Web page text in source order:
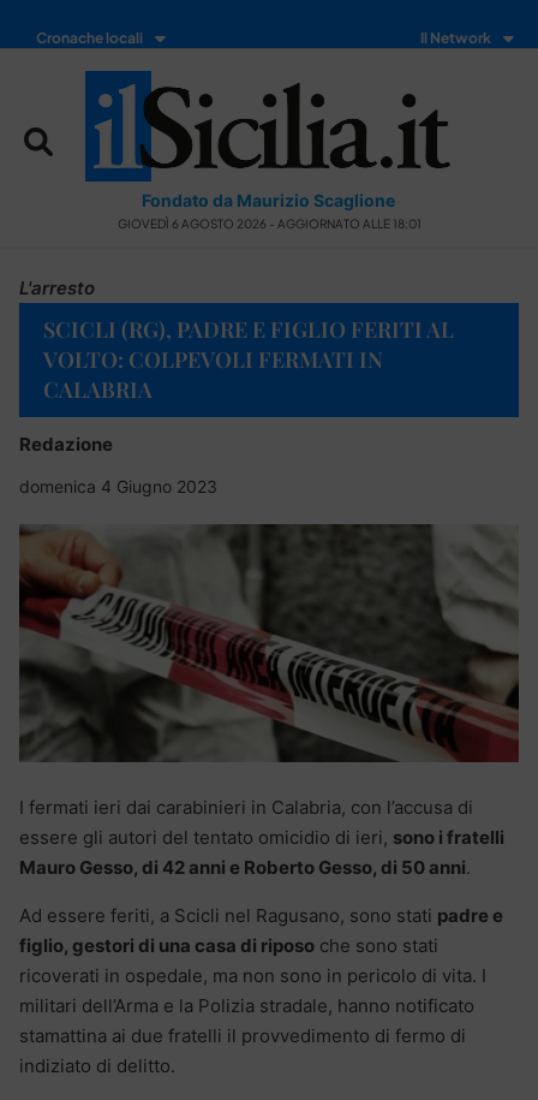
Cronache locali Il Network
Fondato da Maurizio Scaglione
GIOVEDÌ 6 AGOSTO 2026 - AGGIORNATO ALLE 18:01
L'arresto
SCICLI (RG), PADRE E FIGLIO FERITI AL
VOLTO: COLPEVOLI FERMATI IN
CALABRIA
Redazione
domenica 4 Giugno 2023
I fermati ieri dai carabinieri in Calabria, con l’accusa di
essere gli autori del tentato omicidio di ieri, sono i fratelli
Mauro Gesso, di 42 anni e Roberto Gesso, di 50 anni.
Ad essere feriti, a Scicli nel Ragusano, sono stati padre e
figlio, gestori di una casa di riposo che sono stati
ricoverati in ospedale, ma non sono in pericolo di vita. I
militari dell’Arma e la Polizia stradale, hanno notificato
stamattina ai due fratelli il provvedimento di fermo di
indiziato di delitto.